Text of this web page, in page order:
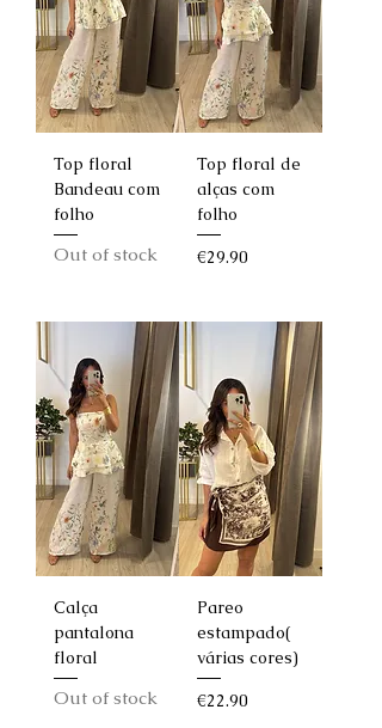
Top floral
Bandeau com
folho
Out of stock
Top floral de
alças com
folho
Price
€29.90
Calça
pantalona
floral
Out of stock
Pareo
estampado(
várias cores)
Price
€22.90